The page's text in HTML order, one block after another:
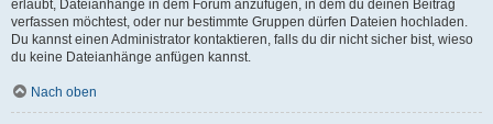
erlaubt, Dateianhänge in dem Forum anzufügen, in dem du deinen Beitrag
verfassen möchtest, oder nur bestimmte Gruppen dürfen Dateien hochladen.
Du kannst einen Administrator kontaktieren, falls du dir nicht sicher bist, wieso
du keine Dateianhänge anfügen kannst.
Nach oben